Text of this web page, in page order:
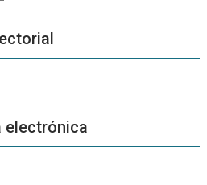
electrónica